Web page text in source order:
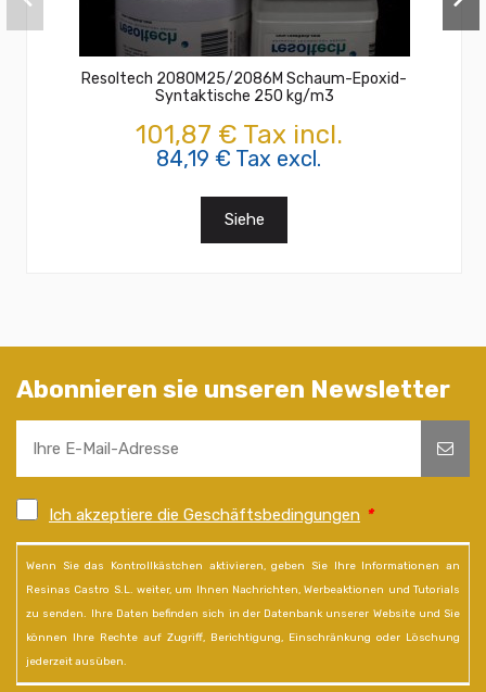
Resoltech 2080M25/2086M Schaum-Epoxid-
Syntaktische 250 kg/m3
101,87 € Tax incl.
84,19 € Tax excl.
Siehe
Abonnieren sie unseren Newsletter
Ich akzeptiere die Geschäftsbedingungen *
Wenn Sie das Kontrollkästchen aktivieren, geben Sie Ihre Informationen an
Resinas Castro S.L. weiter, um Ihnen Nachrichten, Werbeaktionen und Tutorials
zu senden. Ihre Daten befinden sich in der Datenbank unserer Website und Sie
können Ihre Rechte auf Zugriff, Berichtigung, Einschränkung oder Löschung
jederzeit ausüben.